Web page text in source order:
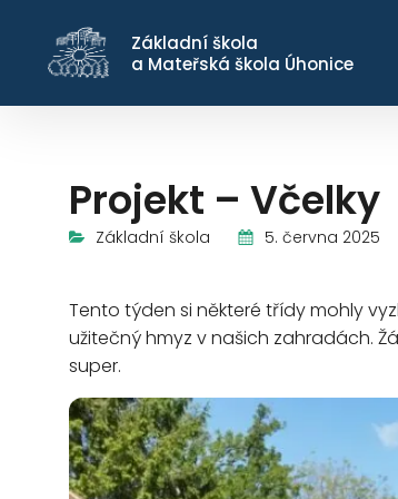
Základní škola
a Mateřská škola Úhonice
Projekt – Včelky
Základní škola 5. června 2025
Tento týden si některé třídy mohly
užitečný hmyz v našich zahradách.
super.